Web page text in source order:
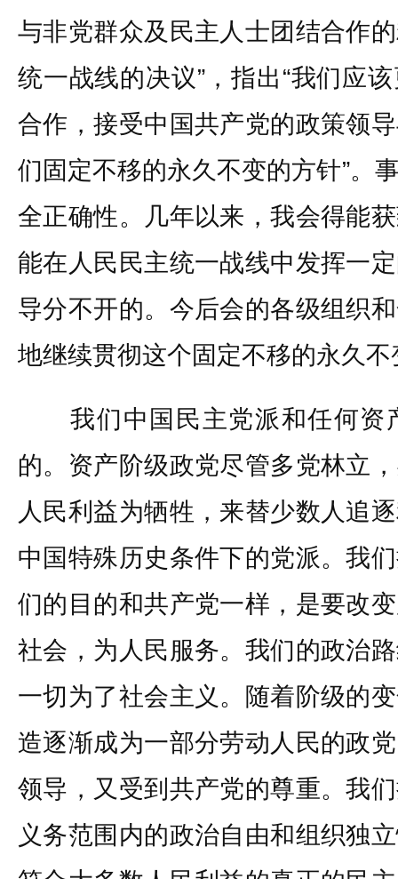
与非党群众及民主人士团结合作
统一战线的决议”，指出“我们应
合作，接受中国共产党的政策领
们固定不移的永久不变的方针”。
全正确性。几年以来，我会得能
能在人民民主统一战线中发挥一
导分不开的。今后会的各级组织
地继续贯彻这个固定不移的永久
我们中国民主党派和任何资
的。资产阶级政党尽管多党林立
人民利益为牺牲，来替少数人追
中国特殊历史条件下的党派。我
们的目的和共产党一样，是要改
社会，为人民服务。我们的政治
一切为了社会主义。随着阶级的
造逐渐成为一部分劳动人民的政
领导，又受到共产党的尊重。我
义务范围内的政治自由和组织独